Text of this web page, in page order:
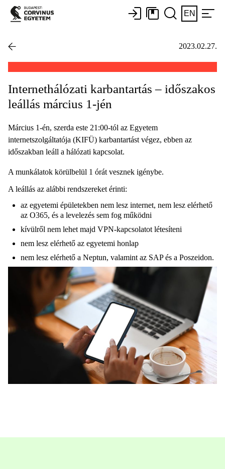
EN
2023.02.27.
Internethálózati karbantartás – időszakos
leállás március 1-jén
Március 1-én, szerda este 21:00-tól az Egyetem
internetszolgáltatója (KIFÜ) karbantartást végez, ebben az
időszakban leáll a hálózati kapcsolat.
A munkálatok körülbelül 1 órát vesznek igénybe.
A leállás az alábbi rendszereket érinti:
az egyetemi épületekben nem lesz internet, nem lesz elérhető
az O365, és a levelezés sem fog működni
kívülről nem lehet majd VPN-kapcsolatot létesíteni
nem lesz elérhető az egyetemi honlap
nem lesz elérhető a Neptun, valamint az SAP és a Poszeidon.